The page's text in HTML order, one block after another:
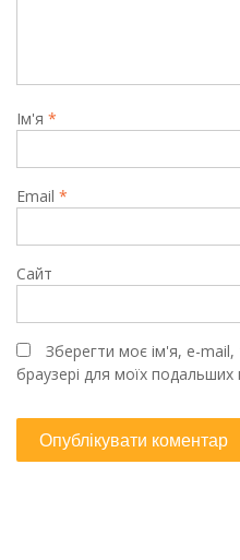
Ім'я *
Email *
Сайт
Зберегти моє ім'я, e-
браузері для моїх подальших